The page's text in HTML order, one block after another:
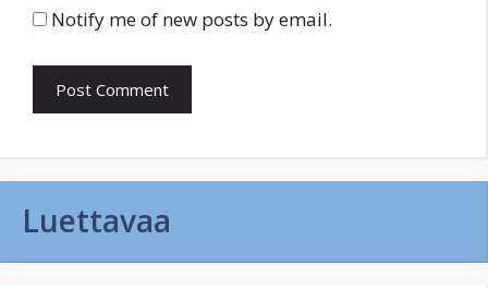
Notify me of new posts by email.
Luettavaa